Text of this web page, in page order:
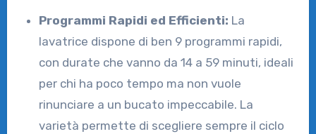
Programmi Rapidi ed Efficienti: La
lavatrice dispone di ben 9 programmi rapidi,
con durate che vanno da 14 a 59 minuti, ideali
per chi ha poco tempo ma non vuole
rinunciare a un bucato impeccabile. La
varietà permette di scegliere sempre il ciclo